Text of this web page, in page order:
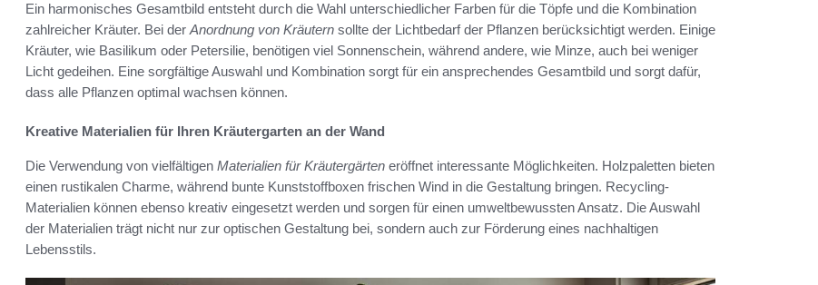
Ein harmonisches Gesamtbild entsteht durch die Wahl unterschiedlicher Farben für die Töpfe und die Kombination
zahlreicher Kräuter. Bei der Anordnung von Kräutern sollte der Lichtbedarf der Pflanzen berücksichtigt werden. Einige
Kräuter, wie Basilikum oder Petersilie, benötigen viel Sonnenschein, während andere, wie Minze, auch bei weniger
Licht gedeihen. Eine sorgfältige Auswahl und Kombination sorgt für ein ansprechendes Gesamtbild und sorgt dafür,
dass alle Pflanzen optimal wachsen können.
Kreative Materialien für Ihren Kräutergarten an der Wand
Die Verwendung von vielfältigen Materialien für Kräutergärten eröffnet interessante Möglichkeiten. Holzpaletten bieten
einen rustikalen Charme, während bunte Kunststoffboxen frischen Wind in die Gestaltung bringen. Recycling-
Materialien können ebenso kreativ eingesetzt werden und sorgen für einen umweltbewussten Ansatz. Die Auswahl
der Materialien trägt nicht nur zur optischen Gestaltung bei, sondern auch zur Förderung eines nachhaltigen
Lebensstils.